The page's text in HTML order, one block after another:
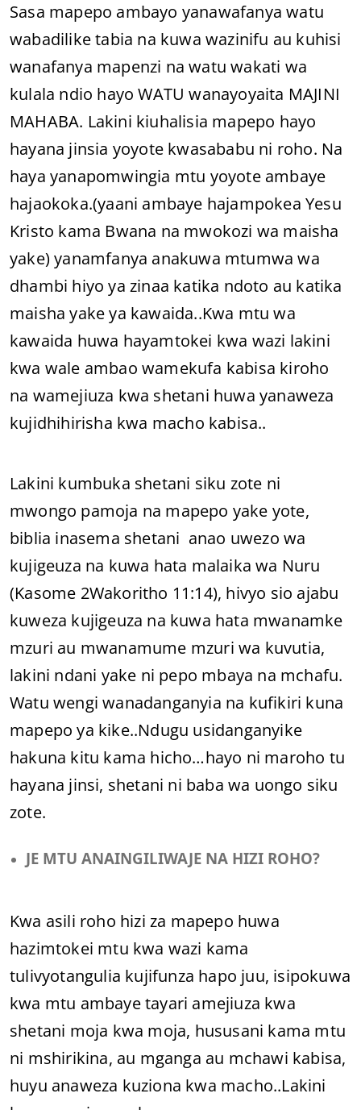
Sasa mapepo ambayo yanawafanya watu
wabadilike tabia na kuwa wazinifu au kuhisi
wanafanya mapenzi na watu wakati wa
kulala ndio hayo WATU wanayoyaita MAJINI
MAHABA. Lakini kiuhalisia mapepo hayo
hayana jinsia yoyote kwasababu ni roho. Na
haya yanapomwingia mtu yoyote ambaye
hajaokoka.(yaani ambaye hajampokea Yesu
Kristo kama Bwana na mwokozi wa maisha
yake) yanamfanya anakuwa mtumwa wa
dhambi hiyo ya zinaa katika ndoto au katika
maisha yake ya kawaida..Kwa mtu wa
kawaida huwa hayamtokei kwa wazi lakini
kwa wale ambao wamekufa kabisa kiroho
na wamejiuza kwa shetani huwa yanaweza
kujidhihirisha kwa macho kabisa..
Lakini kumbuka shetani siku zote ni
mwongo pamoja na mapepo yake yote,
biblia inasema shetani anao uwezo wa
kujigeuza na kuwa hata malaika wa Nuru
(Kasome 2Wakoritho 11:14), hivyo sio ajabu
kuweza kujigeuza na kuwa hata mwanamke
mzuri au mwanamume mzuri wa kuvutia,
lakini ndani yake ni pepo mbaya na mchafu.
Watu wengi wanadanganyia na kufikiri kuna
mapepo ya kike..Ndugu usidanganyike
hakuna kitu kama hicho…hayo ni maroho tu
hayana jinsi, shetani ni baba wa uongo siku
zote.
JE MTU ANAINGILIWAJE NA HIZI ROHO?
Kwa asili roho hizi za mapepo huwa
hazimtokei mtu kwa wazi kama
tulivyotangulia kujifunza hapo juu, isipokuwa
kwa mtu ambaye tayari amejiuza kwa
shetani moja kwa moja, hususani kama mtu
ni mshirikina, au mganga au mchawi kabisa,
huyu anaweza kuziona kwa macho..Lakini